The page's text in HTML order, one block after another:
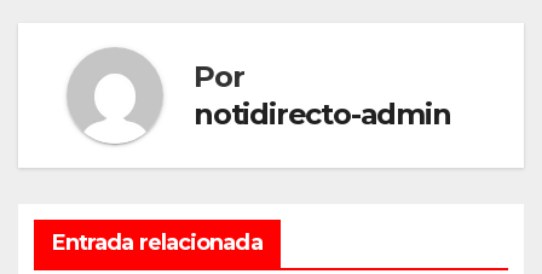
Por
notidirecto-admin
Entrada relacionada